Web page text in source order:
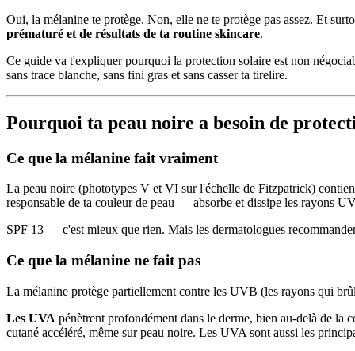
Oui, la mélanine te protège. Non, elle ne te protège pas assez. Et
prématuré et de résultats de ta routine skincare.
Ce guide va t'expliquer pourquoi la protection solaire est non
sans trace blanche, sans fini gras et sans casser ta tirelire.
Pourquoi ta peau noire a besoin de
Ce que la mélanine fait vraiment
La peau noire (phototypes V et VI sur l'échelle de Fitzpatrick)
responsable de ta couleur de peau — absorbe et dissipe les rayons
SPF 13 — c'est mieux que rien. Mais les dermatologues
Ce que la mélanine ne fait pas
La mélanine protège partiellement contre les UVB (les rayons qui
Les UVA pénètrent profondément dans le derme, bien au-delà de
cutané accéléré, même sur peau noire. Les UVA sont aussi les